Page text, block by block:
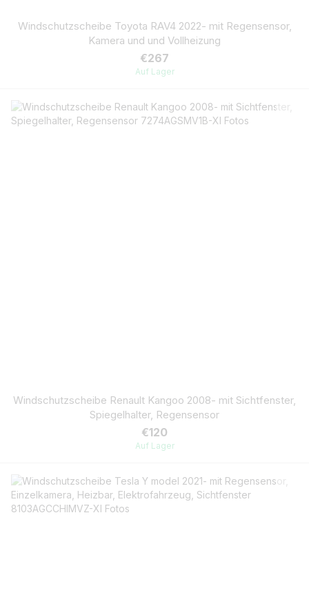
Windschutzscheibe Toyota RAV4 2022- mit Regensensor,
Kamera und und Vollheizung
€267
Auf Lager
Windschutzscheibe Renault Kangoo 2008- mit Sichtfenster,
Spiegelhalter, Regensensor
€120
Auf Lager